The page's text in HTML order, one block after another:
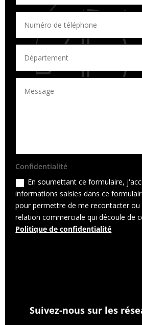
Confidentialité
En soumettant ce formulaire,
informations saisies dans ce
pour permettre de me recontacter ou
relation commerciale qui découle de
Politique de confidentialité
Suivez-nous sur les